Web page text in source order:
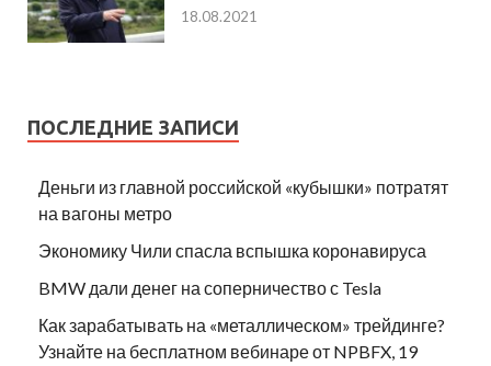
18.08.2021
ПОСЛЕДНИЕ ЗАПИСИ
Деньги из главной российской «кубышки» потратят
на вагоны метро
Экономику Чили спасла вспышка коронавируса
BMW дали денег на соперничество с Tesla
Как зарабатывать на «металлическом» трейдинге?
Узнайте на бесплатном вебинаре от NPBFX, 19